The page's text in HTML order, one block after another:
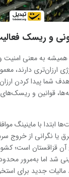
و ریسک
همیشه به معنی امنیت
ارزان‌تری دارند،
شما پیدا کردن
قوانین و
ابتدا با ماینینگ
یا نگرانی از خروج
قزاقستان است؛
شد اما به‌مرور
جدید برای